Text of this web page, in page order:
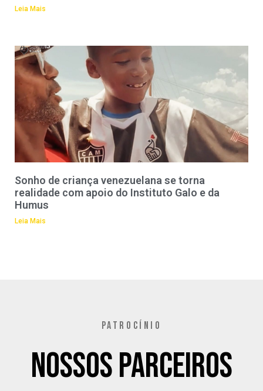
Leia Mais
Sonho de criança venezuelana se torna
realidade com apoio do Instituto Galo e da
Humus
Leia Mais
PATROCÍNIO
Nossos Parceiros